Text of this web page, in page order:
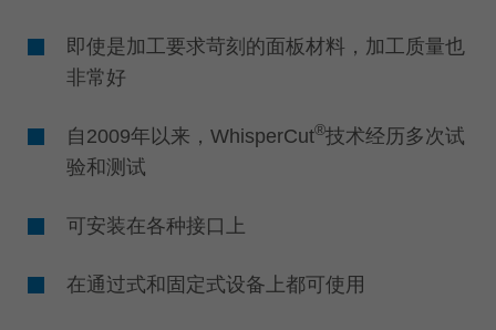
即使是加工要求苛刻的面板材料，加工质量也
非常好
自2009年以来，WhisperCut®技术经历多次试
验和测试
可安装在各种接口上
在通过式和固定式设备上都可使用